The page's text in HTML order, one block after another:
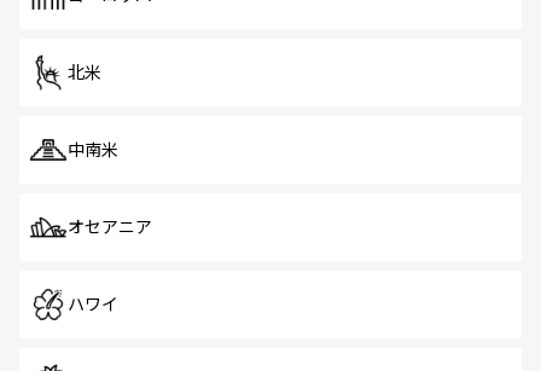
北米
中南米
オセアニア
ハワイ